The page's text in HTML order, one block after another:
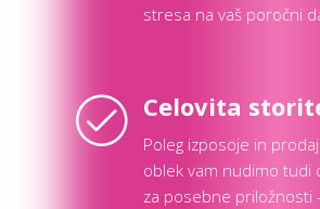
stresa na vaš poročni
Celovita
Poleg izposoje in
oblek vam nudimo tudi
za posebne priložnosti